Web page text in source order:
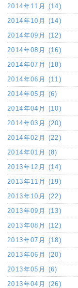
2014年11月 (14)
2014年10月 (14)
2014年09月 (12)
2014年08月 (16)
2014年07月 (18)
2014年06月 (11)
2014年05月 (6)
2014年04月 (10)
2014年03月 (20)
2014年02月 (22)
2014年01月 (8)
2013年12月 (14)
2013年11月 (19)
2013年10月 (22)
2013年09月 (13)
2013年08月 (12)
2013年07月 (18)
2013年06月 (20)
2013年05月 (6)
2013年04月 (26)